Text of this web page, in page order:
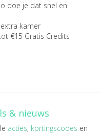
doe je dat snel en
kamer
€15 Gratis Credits
& nieuws
acties, kortingscodes en